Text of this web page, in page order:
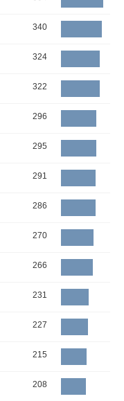
340
324
322
296
295
291
286
270
266
231
227
215
208